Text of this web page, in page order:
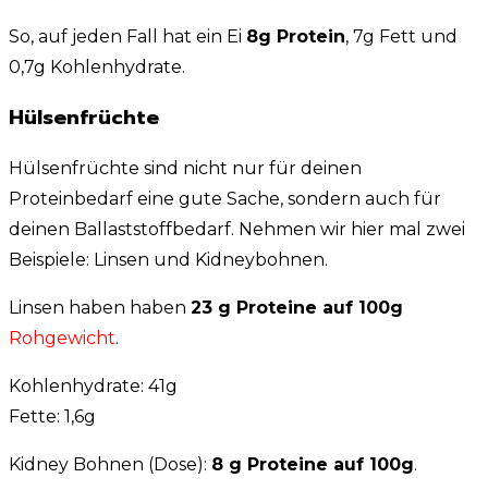
So, auf jeden Fall hat ein Ei 8g Protein, 7g Fett und
0,7g Kohlenhydrate.
Hülsenfrüchte
Hülsenfrüchte sind nicht nur für deinen
Proteinbedarf eine gute Sache, sondern auch für
deinen Ballaststoffbedarf. Nehmen wir hier mal zwei
Beispiele: Linsen und Kidneybohnen.
Linsen haben haben 23 g Proteine auf 100g
Rohgewicht.
Kohlenhydrate: 41g
Fette: 1,6g
Kidney Bohnen (Dose): 8 g Proteine auf 100g.